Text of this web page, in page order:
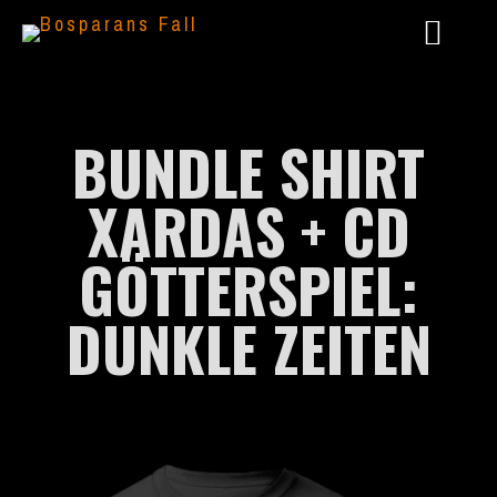
2022 – PANTHEON
BUNDLE SHIRT
XARDAS + CD
GÖTTERSPIEL:
DUNKLE ZEITEN